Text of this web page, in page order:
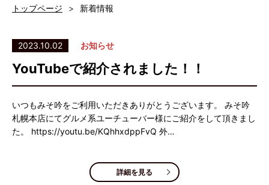
トップページ 新着情報
2023.10.02 お知らせ
YouTubeで紹介されました！！
いつもみそ吟をご利用いただきありがとうございます。 みそ吟
札幌本店にてグルメ系ユーチューバー様にご紹介をして頂きまし
た。 https://youtu.be/KQhhxdppFvQ 外…
詳細を見る